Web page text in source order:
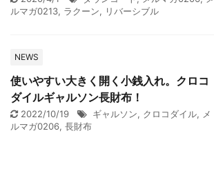
ルマガ0213, ラクーン, リバーシブル
NEWS
使いやすい大きく開く小銭入れ。クロコ
ダイルギャルソン長財布！
2022/10/19 ギャルソン, クロコダイル, メ
ルマガ0206, 長財布